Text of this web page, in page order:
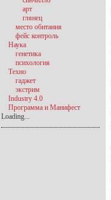
арт
глянец
место обитания
фейс контроль
Наука
генетика
психология
Техно
гаджет
экстрим
Industry 4.0
Программа и Манифест
Loading...